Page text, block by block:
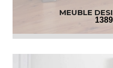
MEUBLE
1389